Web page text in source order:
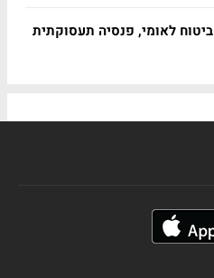
לאומי, פנסיה תעסוקתית